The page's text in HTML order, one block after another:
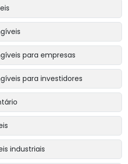
para empresas
para investidores
industriais